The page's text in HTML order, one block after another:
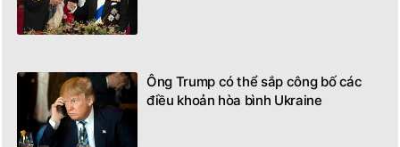
Ông Trump có thể sắp công bố các
điều khoản hòa bình Ukraine